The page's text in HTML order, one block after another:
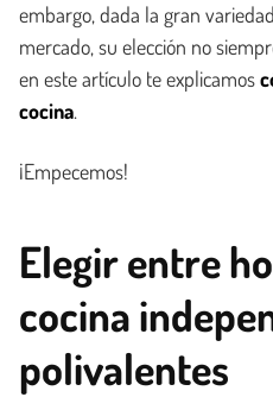
embargo, dada la gran
mercado, su elección no
en este artículo te explicamos
cocina.
¡Empecemos!
Elegir entre
cocina
polivalentes